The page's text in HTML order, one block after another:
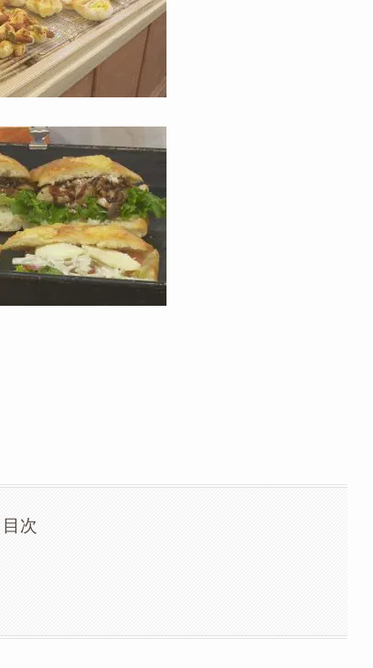
目次